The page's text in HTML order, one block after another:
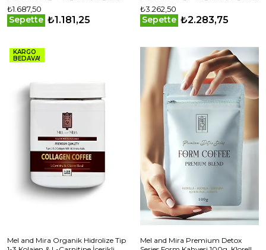
Katkısız - Decaffeinated Pure Date
Coffee
₺1.687,50
Sepette ₺1.181,25
Katkısız - Decaffeinated Pure Date
Coffee
₺3.262,50
Sepette ₺2.283,75
KARGO
BEDAVA!
Mel and Mira Organik Hidrolize Tip
Mel and Mira Premium Detox